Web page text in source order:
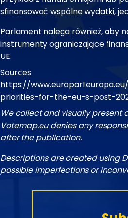
sfinansować wspólne wydatki,
Parlament nalega również, aby
instrumenty ograniczające
UE.
Sources
https://
priorities-for-the-eu-s-post-
We collect and visually present
Votemap.eu denies any
after the publication.
Descriptions are created using
possible imperfections or